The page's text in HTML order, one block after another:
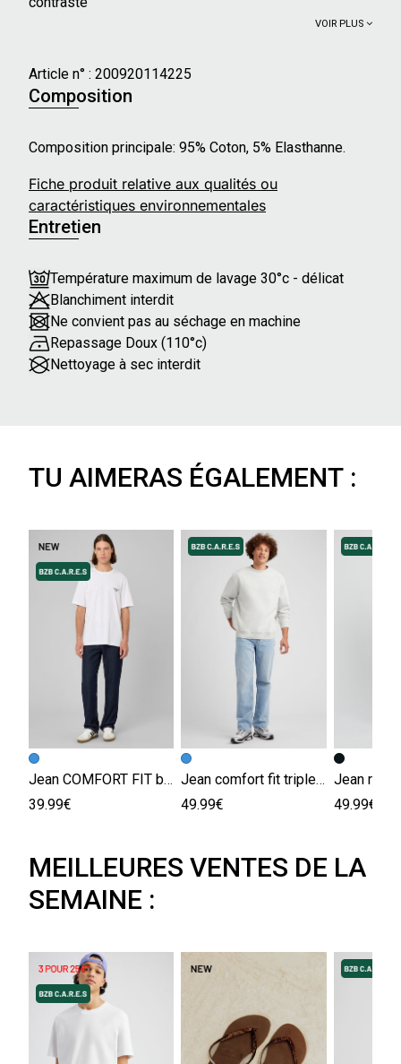
VOIR PLUS
Article n° : 200920114225
Composition
Composition principale: 95% Coton, 5% Elasthanne.
Fiche produit relative aux qualités ou
caractéristiques environnementales
Entretien
Température maximum de lavage 30°c - délicat
Blanchiment interdit
Ne convient pas au séchage en machine
Repassage Doux (110°c)
Nettoyage à sec interdit
TU AIMERAS ÉGALEMENT :
Jean COMFORT FIT brut
39.99€
Jean comfort fit triple stone
49.99€
Jean
49.99€
MEILLEURES VENTES DE LA
SEMAINE :